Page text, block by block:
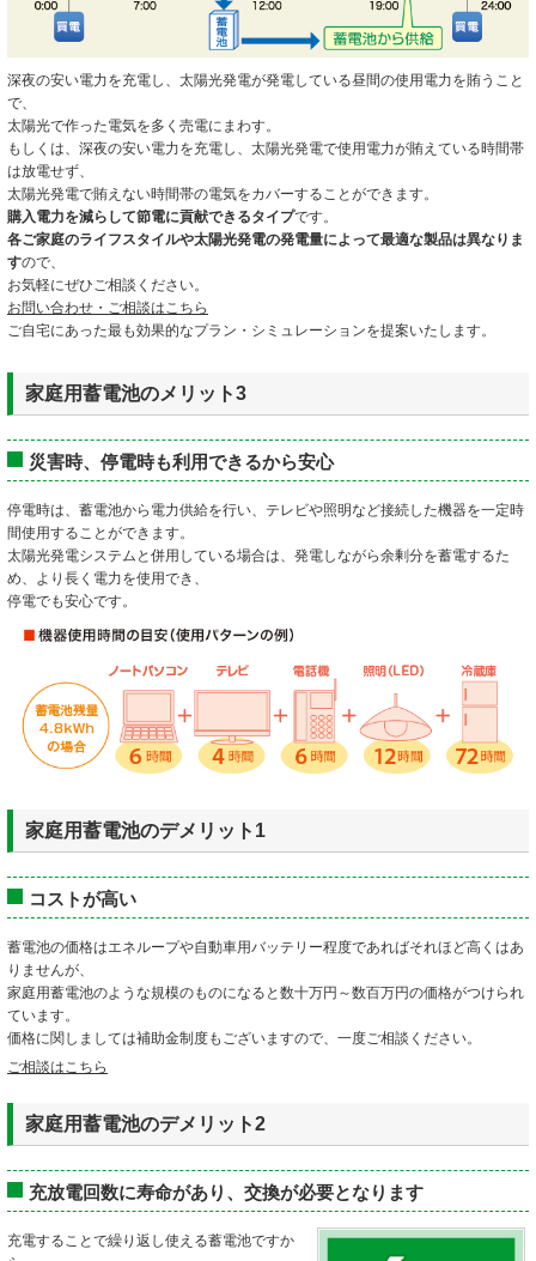
深夜の安い電力を充電し、太陽光発電が発電している昼間の使用電力を賄うこと
で、
太陽光で作った電気を多く売電にまわす。
もしくは、深夜の安い電力を充電し、太陽光発電で使用電力が賄えている時間帯
は放電せず、
太陽光発電で賄えない時間帯の電気をカバーすることができます。
購入電力を減らして節電に貢献できるタイプです。
各ご家庭のライフスタイルや太陽光発電の発電量によって最適な製品は異なりま
すので、
お気軽にぜひご相談ください。
お問い合わせ・ご相談はこちら
ご自宅にあった最も効果的なプラン・シミュレーションを提案いたします。
家庭用蓄電池のメリット3
災害時、停電時も利用できるから安心
停電時は、蓄電池から電力供給を行い、テレビや照明など接続した機器を一定時
間使用することができます。
太陽光発電システムと併用している場合は、発電しながら余剰分を蓄電するた
め、より長く電力を使用でき、
停電でも安心です。
家庭用蓄電池のデメリット1
コストが高い
蓄電池の価格はエネループや自動車用バッテリー程度であればそれほど高くはあ
りませんが、
家庭用蓄電池のような規模のものになると数十万円～数百万円の価格がつけられ
ています。
価格に関しましては補助金制度もございますので、一度ご相談ください。
ご相談はこちら
家庭用蓄電池のデメリット2
充放電回数に寿命があり、交換が必要となります
充電することで繰り返し使える蓄電池ですか